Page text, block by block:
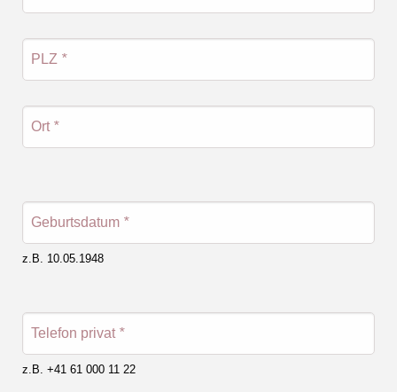
PLZ *
Ort *
Geburtsdatum *
z.B. 10.05.1948
Telefon privat *
z.B. +41 61 000 11 22